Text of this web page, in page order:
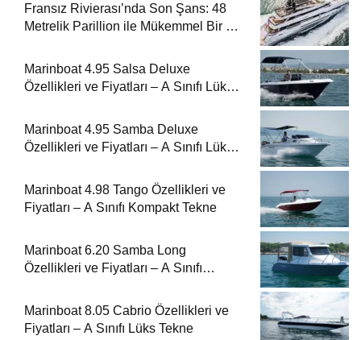
Fransız Rivierası’nda Son Şans: 48
Metrelik Parillion ile Mükemmel Bir Yat
Marinboat 4.95 Salsa Deluxe
Özellikleri ve Fiyatları – A Sınıfı Lüks
Marinboat 4.95 Samba Deluxe
Özellikleri ve Fiyatları – A Sınıfı Lüks
Marinboat 4.98 Tango Özellikleri ve
Fiyatları – A Sınıfı Kompakt Tekne
Marinboat 6.20 Samba Long
Özellikleri ve Fiyatları – A Sınıfı
Marinboat 8.05 Cabrio Özellikleri ve
Fiyatları – A Sınıfı Lüks Tekne